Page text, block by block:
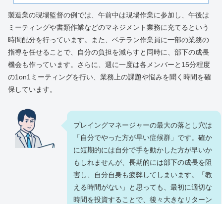
製造業の現場監督の例では、午前中は現場作業に参加し、午後は
ミーティングや書類作業などのマネジメント業務に充てるという
時間配分を行っています。また、ベテラン作業員に一部の業務の
指導を任せることで、自分の負担を減らすと同時に、部下の成長
機会も作っています。さらに、週に一度は各メンバーと15分程度
の1on1ミーティングを行い、業務上の課題や悩みを聞く時間を確
保しています。
プレイングマネージャーの最大の落とし穴は
「自分でやった方が早い症候群」です。確か
に短期的には自分で手を動かした方が早いか
もしれませんが、長期的には部下の成長を阻
害し、自分自身も疲弊してしまいます。「教
える時間がない」と思っても、最初に適切な
時間を投資することで、後々大きなリターン